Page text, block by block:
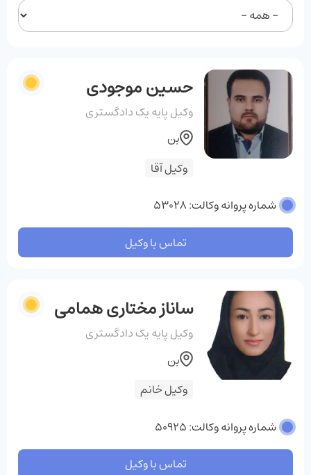
حسین موجودی
وکیل پایه یک دادگستری
وکیل آقا
بن
شماره پروانه وکالت: 53028
تماس با وکیل
ساناز مختاری همامی
وکیل پایه یک دادگستری
وکیل خانم
بن
شماره پروانه وکالت: 50925
تماس با وکیل